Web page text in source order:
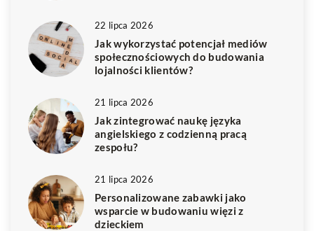
22 lipca 2026
Jak wykorzystać potencjał mediów
społecznościowych do budowania
lojalności klientów?
21 lipca 2026
Jak zintegrować naukę języka
angielskiego z codzienną pracą
zespołu?
21 lipca 2026
Personalizowane zabawki jako
wsparcie w budowaniu więzi z
dzieckiem